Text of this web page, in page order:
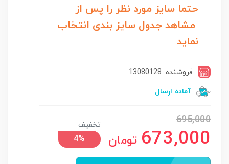
حتما سایز مورد نظر را پس از
مشاهد جدول سایز بندی انتخاب
نماید
فروشنده: 13080128
آماده ارسال
695,000
673,000 تومان
تخفیف
4%